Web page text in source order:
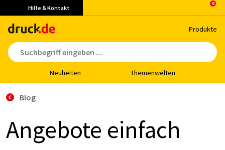
Hilfe & Kontakt
Pro­duk­te
Neu­hei­ten The­men­wel­ten
Blog
An­ge­bo­te ein­fach